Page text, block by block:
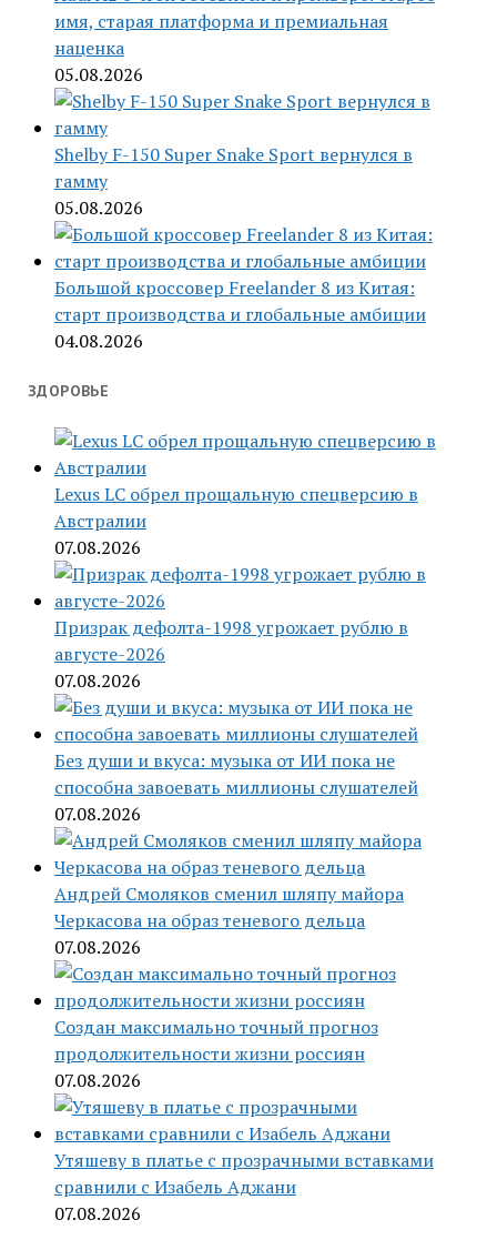
имя, старая платформа и премиальная
наценка
05.08.2026
Shelby F-150 Super Snake Sport вернулся в
гамму
05.08.2026
Большой кроссовер Freelander 8 из Китая:
старт производства и глобальные амбиции
04.08.2026
ЗДОРОВЬЕ
Lexus LC обрел прощальную спецверсию в
Австралии
07.08.2026
Призрак дефолта-1998 угрожает рублю в
августе-2026
07.08.2026
Без души и вкуса: музыка от ИИ пока не
способна завоевать миллионы слушателей
07.08.2026
Андрей Смоляков сменил шляпу майора
Черкасова на образ теневого дельца
07.08.2026
Создан максимально точный прогноз
продолжительности жизни россиян
07.08.2026
Утяшеву в платье с прозрачными вставками
сравнили с Изабель Аджани
07.08.2026